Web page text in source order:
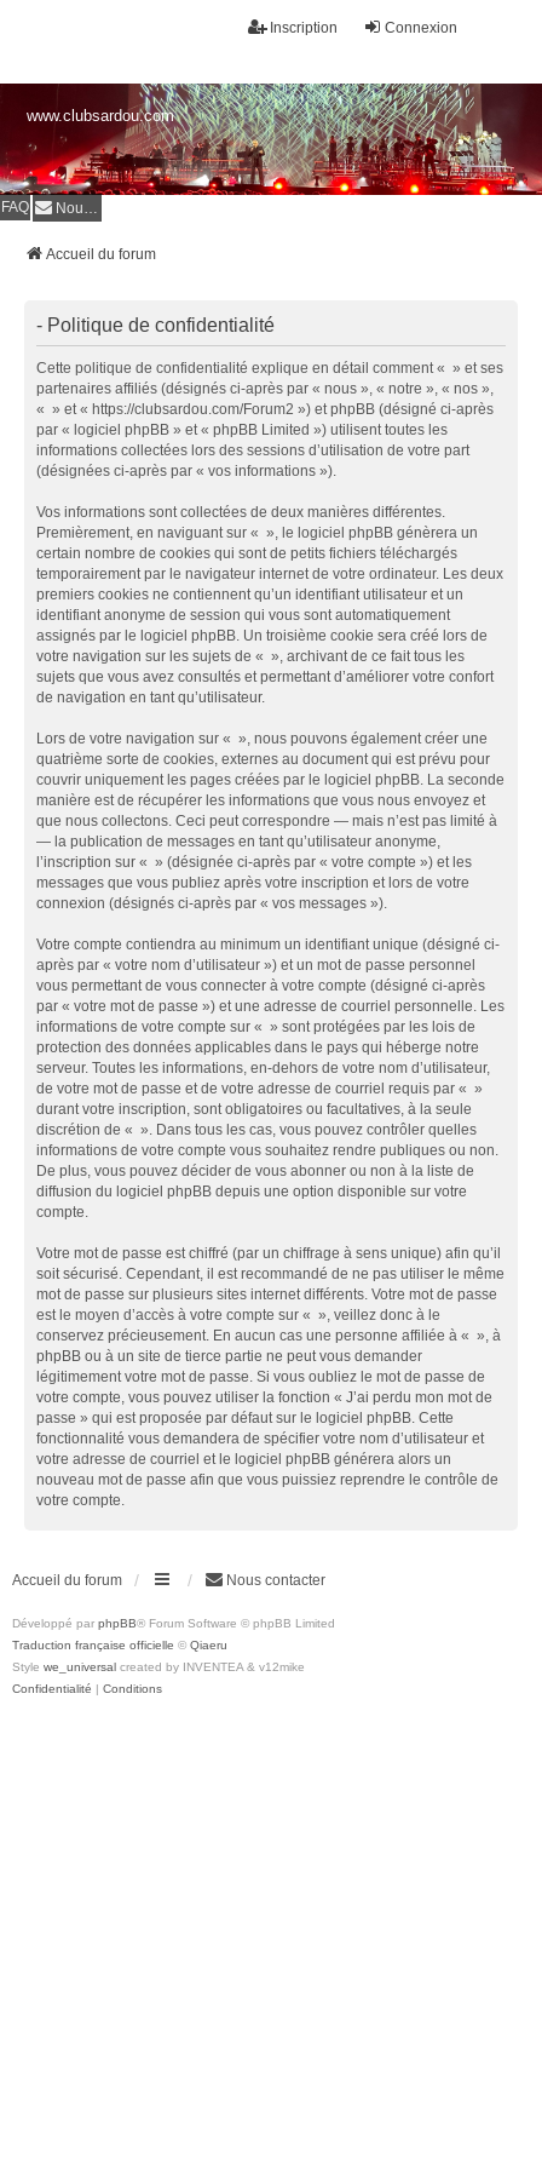
Connexion
Inscription
www.clubsardou.com
FAQ Nous contacter
Accueil du forum
- Politique de confidentialité
Cette politique de confidentialité explique en détail comment « » et ses
partenaires affiliés (désignés ci-après par « nous », « notre », « nos »,
« » et « https://clubsardou.com/Forum2 ») et phpBB (désigné ci-après
par « logiciel phpBB » et « phpBB Limited ») utilisent toutes les
informations collectées lors des sessions d’utilisation de votre part
(désignées ci-après par « vos informations »).
Vos informations sont collectées de deux manières différentes.
Premièrement, en naviguant sur « », le logiciel phpBB génèrera un
certain nombre de cookies qui sont de petits fichiers téléchargés
temporairement par le navigateur internet de votre ordinateur. Les deux
premiers cookies ne contiennent qu’un identifiant utilisateur et un
identifiant anonyme de session qui vous sont automatiquement
assignés par le logiciel phpBB. Un troisième cookie sera créé lors de
votre navigation sur les sujets de « », archivant de ce fait tous les
sujets que vous avez consultés et permettant d’améliorer votre confort
de navigation en tant qu’utilisateur.
Lors de votre navigation sur « », nous pouvons également créer une
quatrième sorte de cookies, externes au document qui est prévu pour
couvrir uniquement les pages créées par le logiciel phpBB. La seconde
manière est de récupérer les informations que vous nous envoyez et
que nous collectons. Ceci peut correspondre — mais n’est pas limité à
— la publication de messages en tant qu’utilisateur anonyme,
l’inscription sur « » (désignée ci-après par « votre compte ») et les
messages que vous publiez après votre inscription et lors de votre
connexion (désignés ci-après par « vos messages »).
Votre compte contiendra au minimum un identifiant unique (désigné ci-
après par « votre nom d’utilisateur ») et un mot de passe personnel
vous permettant de vous connecter à votre compte (désigné ci-après
par « votre mot de passe ») et une adresse de courriel personnelle. Les
informations de votre compte sur « » sont protégées par les lois de
protection des données applicables dans le pays qui héberge notre
serveur. Toutes les informations, en-dehors de votre nom d’utilisateur,
de votre mot de passe et de votre adresse de courriel requis par « »
durant votre inscription, sont obligatoires ou facultatives, à la seule
discrétion de « ». Dans tous les cas, vous pouvez contrôler quelles
informations de votre compte vous souhaitez rendre publiques ou non.
De plus, vous pouvez décider de vous abonner ou non à la liste de
diffusion du logiciel phpBB depuis une option disponible sur votre
compte.
Votre mot de passe est chiffré (par un chiffrage à sens unique) afin qu’il
soit sécurisé. Cependant, il est recommandé de ne pas utiliser le même
mot de passe sur plusieurs sites internet différents. Votre mot de passe
est le moyen d’accès à votre compte sur « », veillez donc à le
conservez précieusement. En aucun cas une personne affiliée à « », à
phpBB ou à un site de tierce partie ne peut vous demander
légitimement votre mot de passe. Si vous oubliez le mot de passe de
votre compte, vous pouvez utiliser la fonction « J’ai perdu mon mot de
passe » qui est proposée par défaut sur le logiciel phpBB. Cette
fonctionnalité vous demandera de spécifier votre nom d’utilisateur et
votre adresse de courriel et le logiciel phpBB générera alors un
nouveau mot de passe afin que vous puissiez reprendre le contrôle de
votre compte.
Accueil du forum Nous contacter
Développé par phpBB® Forum Software © phpBB Limited
Traduction française officielle © Qiaeru
Style we_universal created by INVENTEA & v12mike
Confidentialité | Conditions